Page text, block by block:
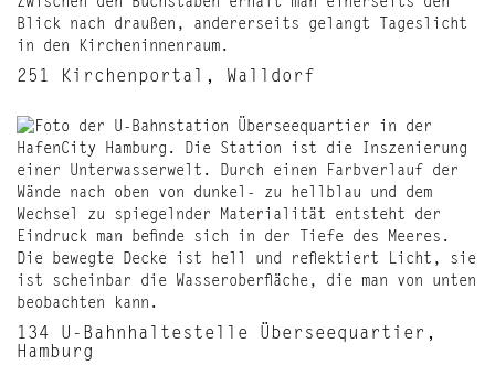
251 Kirchenportal, Walldorf
134 U-Bahnhaltestelle Überseequartier,
Hamburg